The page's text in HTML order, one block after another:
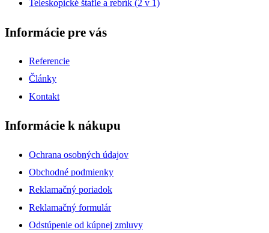
Teleskopické štafle a rebrík (2 v 1)
Informácie pre vás
Referencie
Články
Kontakt
Informácie k nákupu
Ochrana osobných údajov
Obchodné podmienky
Reklamačný poriadok
Reklamačný formulár
Odstúpenie od kúpnej zmluvy